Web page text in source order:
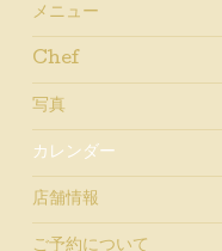
メニュー
Chef
写真
カレンダー
店舗情報
ご予約について